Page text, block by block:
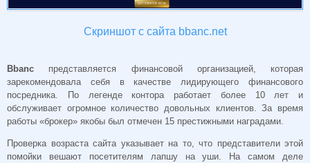
Скриншот с сайта bbanc.net
Bbanc представляется финансовой организацией, которая
зарекомендовала себя в качестве лидирующего финансового
посредника. По легенде контора работает более 10 лет и
обслуживает огромное количество довольных клиентов. За время
работы «брокер» якобы был отмечен 15 престижными наградами.
Проверка возраста сайта указывает на то, что представители этой
помойки вешают посетителям лапшу на уши. На самом деле